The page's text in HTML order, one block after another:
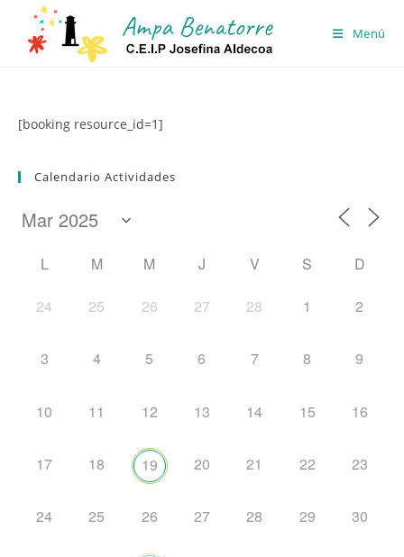
contenido
Menú
[booking resource_id=1]
Calendario Actividades
L M M J V S D
24 25 26 27 28 1 2
3 4 5 6 7 8 9
10 11 12 13 14 15 16
17 18 19 20 21 22 23
24 25 26 27 28 29 30